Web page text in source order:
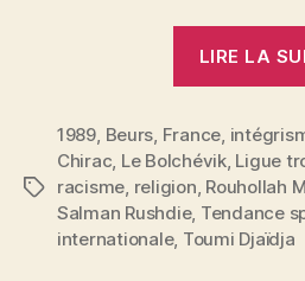
LIRE LA
Étiquettes
1989, Beurs, France,
Chirac, Le Bolchévik, Ligue
racisme, religion, Rouhollah
Salman Rushdie, Tendance
internationale, Toumi Djaïdja